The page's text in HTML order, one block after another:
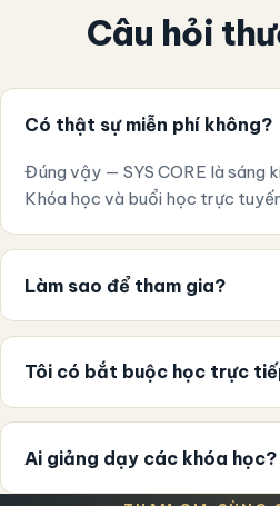
Câu hỏi
Có thật sự miễn phí không?
Đúng vậy — SYS CORE là sáng
Khóa học và buổi học trực
Làm sao để tham gia?
Tôi có bắt buộc học trực
Ai giảng dạy các khóa học?